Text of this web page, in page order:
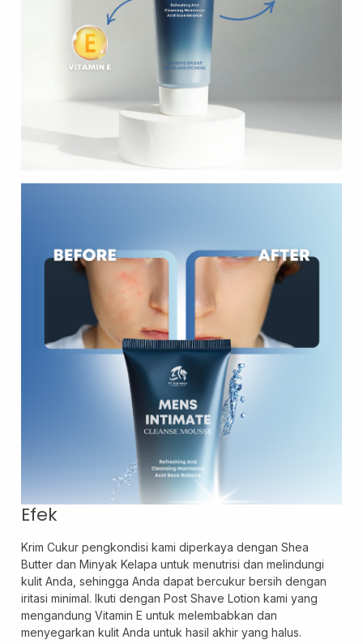
Formulasi Kustom
Layanan Desain Produksi
Layanan Sertifikat
Efek
Krim Cukur pengkondisi kami diperkaya dengan Shea
Butter dan Minyak Kelapa untuk menutrisi dan melindungi
kulit Anda, sehingga Anda dapat bercukur bersih dengan
iritasi minimal. Ikuti dengan Post Shave Lotion kami yang
mengandung Vitamin E untuk melembabkan dan
menyegarkan kulit Anda untuk hasil akhir yang halus.